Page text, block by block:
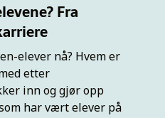
Fra
elever nå? Hvem er
etter
inn og gjør opp
har vært elever på